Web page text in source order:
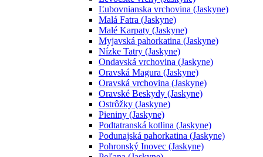
Ľubovnianska vrchovina (Jaskyne)
Malá Fatra (Jaskyne)
Malé Karpaty (Jaskyne)
Myjavská pahorkatina (Jaskyne)
Nízke Tatry (Jaskyne)
Ondavská vrchovina (Jaskyne)
Oravská Magura (Jaskyne)
Oravská vrchovina (Jaskyne)
Oravské Beskydy (Jaskyne)
Ostrôžky (Jaskyne)
Pieniny (Jaskyne)
Podtatranská kotlina (Jaskyne)
Podunajská pahorkatina (Jaskyne)
Pohronský Inovec (Jaskyne)